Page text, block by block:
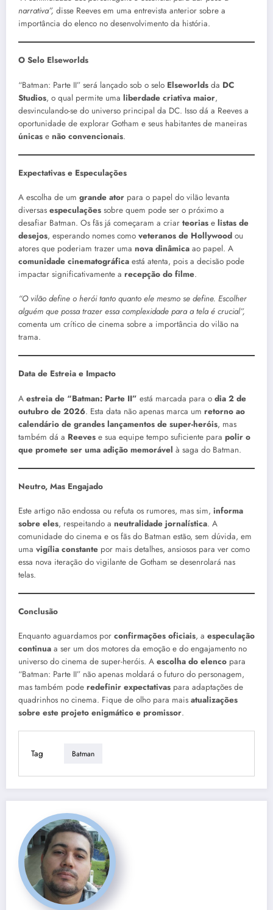
narrativa”, disse Reeves em uma entrevista anterior sobre a
importância do elenco no desenvolvimento da história.
O Selo Elseworlds
“Batman: Parte II” será lançado sob o selo Elseworlds da DC
Studios, o qual permite uma liberdade criativa maior,
desvinculando-se do universo principal da DC. Isso dá a Reeves a
oportunidade de explorar Gotham e seus habitantes de maneiras
únicas e não convencionais.
Expectativas e Especulações
A escolha de um grande ator para o papel do vilão levanta
diversas especulações sobre quem pode ser o próximo a
desafiar Batman. Os fãs já começaram a criar teorias e listas de
desejos, esperando nomes como veteranos de Hollywood ou
atores que poderiam trazer uma nova dinâmica ao papel. A
comunidade cinematográfica está atenta, pois a decisão pode
impactar significativamente a recepção do filme.
“O vilão define o herói tanto quanto ele mesmo se define. Escolher
alguém que possa trazer essa complexidade para a tela é crucial”,
comenta um crítico de cinema sobre a importância do vilão na
trama.
Data de Estreia e Impacto
A estreia de “Batman: Parte II” está marcada para o dia 2 de
outubro de 2026. Esta data não apenas marca um retorno ao
calendário de grandes lançamentos de super-heróis, mas
também dá a Reeves e sua equipe tempo suficiente para polir o
que promete ser uma adição memorável à saga do Batman.
Neutro, Mas Engajado
Este artigo não endossa ou refuta os rumores, mas sim, informa
sobre eles, respeitando a neutralidade jornalística. A
comunidade do cinema e os fãs do Batman estão, sem dúvida, em
uma vigília constante por mais detalhes, ansiosos para ver como
essa nova iteração do vigilante de Gotham se desenrolará nas
telas.
Conclusão
Enquanto aguardamos por confirmações oficiais, a especulação
continua a ser um dos motores da emoção e do engajamento no
universo do cinema de super-heróis. A escolha do elenco para
“Batman: Parte II” não apenas moldará o futuro do personagem,
mas também pode redefinir expectativas para adaptações de
quadrinhos no cinema. Fique de olho para mais atualizações
sobre este projeto enigmático e promissor.
Tag Batman